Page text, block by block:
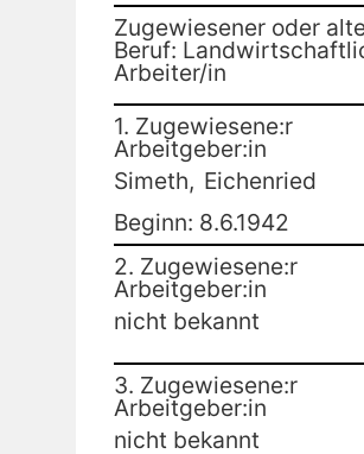
Zugewiesener oder
Beruf:
Arbeiter/in
1. Zugewiesene:r
Arbeitgeber:in
Simeth, Eichenried
Beginn: 8.6.1942
2. Zugewiesene:r
Arbeitgeber:in
nicht bekannt
3. Zugewiesene:r
Arbeitgeber:in
nicht bekannt